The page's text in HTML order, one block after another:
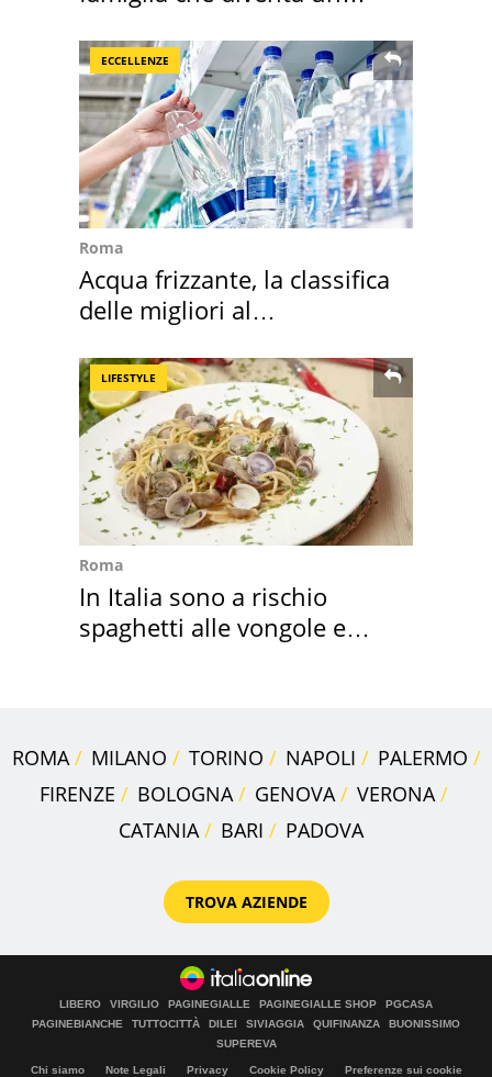
ECCELLENZE
Roma
Acqua frizzante, la classifica
delle migliori al
LIFESTYLE
Roma
In Italia sono a rischio
spaghetti alle vongole e
ROMA MILANO TORINO NAPOLI
PALERMO
FIRENZE
BOLOGNA GENOVA
VERONA
CATANIA
BARI PADOVA
TROVA AZIENDE
LIBERO VIRGILIO PAGINEGIALLE PAGINEGIALLE SHOP
PGCASA
PAGINEBIANCHE
TUTTOCITTÀ DILEI SIVIAGGIA QUIFINANZA
BUONISSIMO
SUPEREVA
Chi siamo Note Legali Privacy Cookie Policy
Preferenze sui cookie